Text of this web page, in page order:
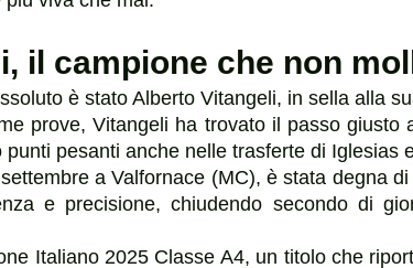
il campione che non
è stato Alberto Vitangeli, in sella alla
prove, Vitangeli ha trovato il passo giusto
pesanti anche nelle trasferte di Iglesias
a Valfornace (MC), è stata degna
e precisione, chiudendo secondo di
Italiano 2025 Classe A4, un titolo che